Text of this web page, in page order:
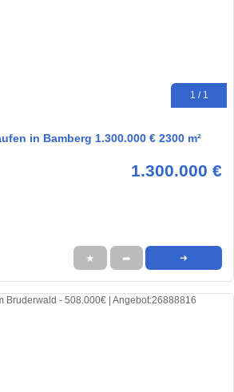
1 / 1
in Bamberg 1.300.000 € 2300 m²
1.300.000 €
★ ➦ ➜